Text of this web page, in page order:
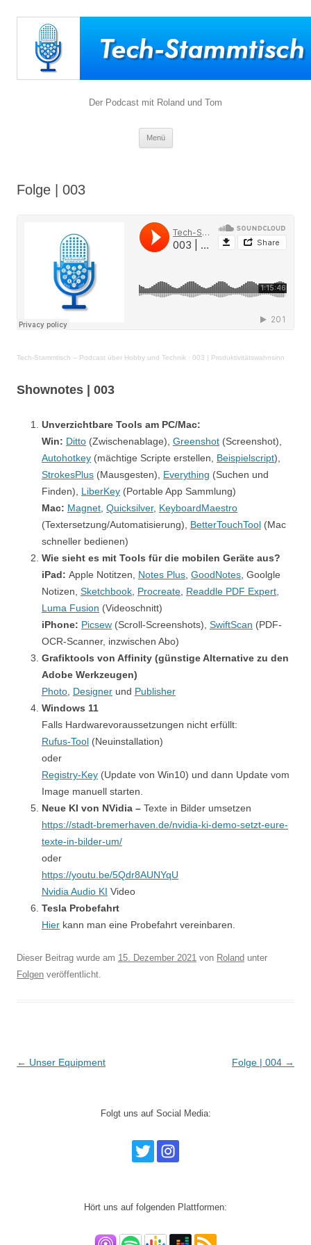
Der Podcast mit Roland und Tom
Menü
Folge | 003
Tech-Stammtisch – Podcast über Hobby und Technik · 003 | Produktivitätswahnsinn
Shownotes | 003
Unverzichtbare Tools am PC/Mac:
Win: Ditto (Zwischenablage), Greenshot (Screenshot),
Autohotkey (mächtige Scripte erstellen, Beispielscript),
StrokesPlus (Mausgesten), Everything (Suchen und
Finden), LiberKey (Portable App Sammlung)
Mac: Magnet Quicksilver, KeyboardMaestro
(Textersetzung/Automatisierung), BetterTouchTool (Mac
schneller bedienen)
Wie sieht es mit Tools für die mobilen Geräte aus?
iPad: Apple Notitzen, Notes Plus GoodNotes , Goolgle
Notizen, Sketchbook Procreate Readdle PDF Expert,
Luma Fusion (Videoschnitt)
iPhone: Picsew (Scroll-Screenshots), SwiftScan (PDF-
OCR-Scanner, inzwischen Abo)
Grafiktools von Affinity (günstige Alternative zu den
Adobe Werkzeugen)
Photo Designer und Publisher
Windows 11
Falls Hardwarevoraussetzungen nicht erfüllt:
Rufus-Tool (Neuinstallation)
oder
Registry-Key (Update von Win10) und dann Update vom
Image manuell starten.
Neue KI von NVidia – Texte in Bilder umsetzen
https://stadt-bremerhaven.de/nvidia-ki-demo-setzt-eure-
texte-in-bilder-um/
oder
https://youtu.be/5Qdr8AUNYqU
Nvidia Audio KI Video
Tesla Probefahrt
Hier kann man eine Probefahrt vereinbaren.
Dieser Beitrag wurde am 15. Dezember 2021 von Roland unter
Folgen veröffentlicht.
Beitrags-
← Unser Equipment Folge | 004 →
Folgt uns auf Social Media:
Hört uns auf folgenden Plattformen: